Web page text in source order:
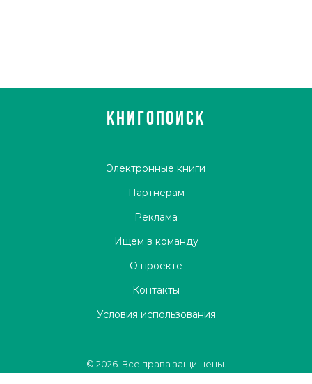
КНИГОПОИСК
Электронные книги
Партнёрам
Реклама
Ищем в команду
О проекте
Контакты
Условия использования
© 2026. Все права защищены.